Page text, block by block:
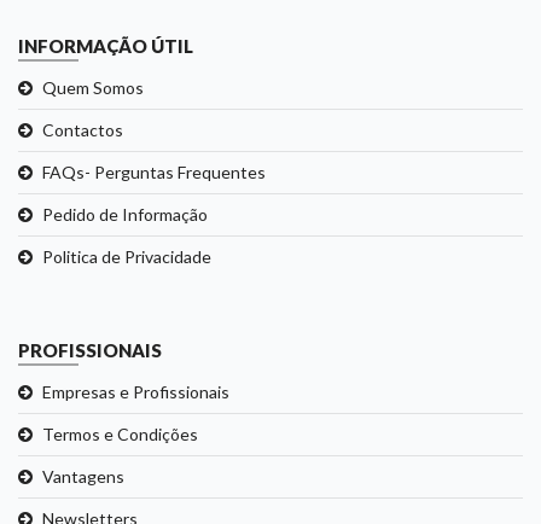
INFORMAÇÃO ÚTIL
Quem Somos
Contactos
FAQs- Perguntas Frequentes
Pedido de Informação
Politica de Privacidade
PROFISSIONAIS
Empresas e Profissionais
Termos e Condições
Vantagens
Newsletters